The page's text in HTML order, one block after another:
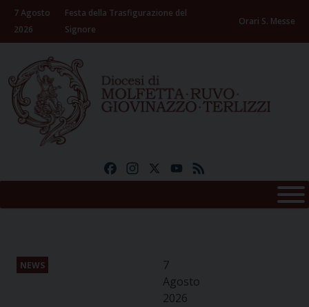
Skip
content
7 Agosto
2026
Festa della Trasfigurazione del
Signore
Orari S. Messe
FacebookInstagramYouTube
NEWS
7
Agosto
2026